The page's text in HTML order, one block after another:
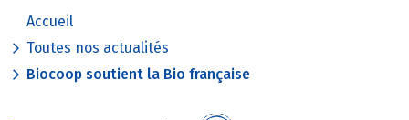
Accueil
Toutes nos actualités
Biocoop soutient la Bio française